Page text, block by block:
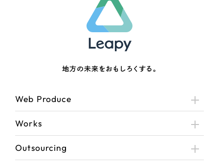
地方の未来をおもしろくする。
Web Produce
Works
Outsourcing